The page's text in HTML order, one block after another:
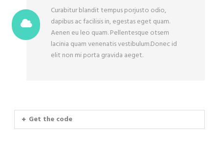
Curabitur blandit tempus porjusto odio,
dapibus ac facilisis in, egestas eget quam.
Aenen eu leo quam. Pellentesque otsem
lacinia quam venenatis vestibulum.Donec id
elit non mi porta gravida aeget.
Get the code